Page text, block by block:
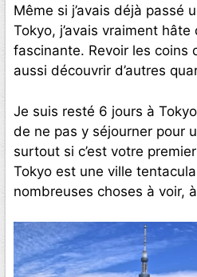
Même si j’avais déjà passé
Tokyo, j’avais vraiment
fascinante. Revoir les coins
aussi découvrir d’autres
Je suis resté 6 jours à
de ne pas y séjourner pour
surtout si c’est votre
Tokyo est une ville
nombreuses choses à voir,